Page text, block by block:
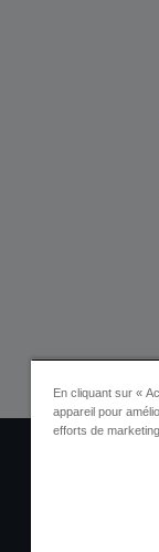
En cliquant sur «
appareil pour
efforts de marketing.